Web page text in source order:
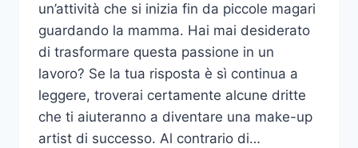
un’attività che si inizia fin da piccole magari
guardando la mamma. Hai mai desiderato
di trasformare questa passione in un
lavoro? Se la tua risposta è sì continua a
leggere, troverai certamente alcune dritte
che ti aiuteranno a diventare una make-up
artist di successo. Al contrario di…